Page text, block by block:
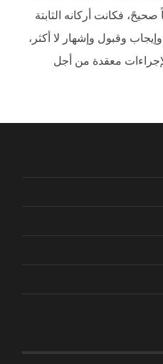
فكانت أركانه الثابتة
وقبول وإشهار لا أكثر،
لإجراءات معقدة من أجل